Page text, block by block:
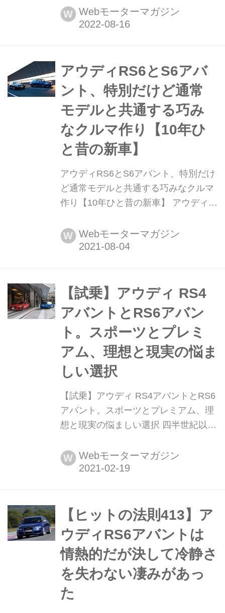
RS6 アバント」が、2022年で20周年
を迎えた。4世代にわたってスポーツ
のの原点とも言うべき「アウディ アバ
ント RS2」から受け継いだスピリッツ
そのものにほかならない。(M...
W Webモーターマガジン
アウディRS6とS6アバ
ント、特別だけど通常
モデルと共通する巧み
なクルマ作り【10年ひ
と昔の新車】
アウディRS6とS6アバント、特別だけ
ど通常モデルと共通する巧みなクルマ
作り【10年ひと昔の新車】 アウディと
しているのが、RSモデルとSモデルに
代表されるスポーツモデル。Motor
して、その走りの特徴、考え方、コン
セプトに迫っている。ここではそのレ
ポートを振り返...
W Webモーターマガジン
【試乗】アウディ RS4
アバントとRS6アバン
ト。スポーツとプレミ
アム、理想と現実の悩ま
しい選択
【試乗】アウディ RS4アバントとRS6
アバント。スポーツとプレミアム、理
想と現実の悩ましい選択 四半世紀以上
プトを忠実に受け継ぐ、2台の最新ア
ウディ「RS」アバントが日本に上陸し
(Motor Magazine2021年3月号より)
W Webモーターマガジン
【ヒットの法則413】ア
ウディRS6アバントは
情熱的だが決して冷静さ
を失わない凄みがあっ
た